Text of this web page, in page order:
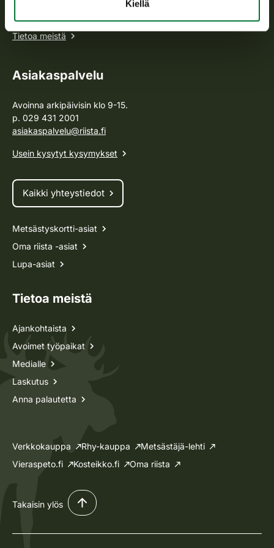
Kiellä
Tietoa meistä
Asiakaspalvelu
Avoinna arkipäivisin klo 9-15.
p. 029 431 2001
asiakaspalvelu@riista.fi
Usein kysytyt kysymykset
Kaikki yhteystiedot
Metsästyskortti-asiat
Oma riista -asiat
Lupa-asiat
Tietoa meistä
Ajankohtaista
Avoimet työpaikat
Medialle
Laskutus
Anna palautetta
Verkkokauppa Rhy-kauppa
Metsästäjä-lehti
Vieraspeto.fi
Kosteikko.fi Oma riista
Takaisin ylös